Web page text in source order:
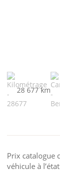
28 677 km
Prix catalogue
véhicule à